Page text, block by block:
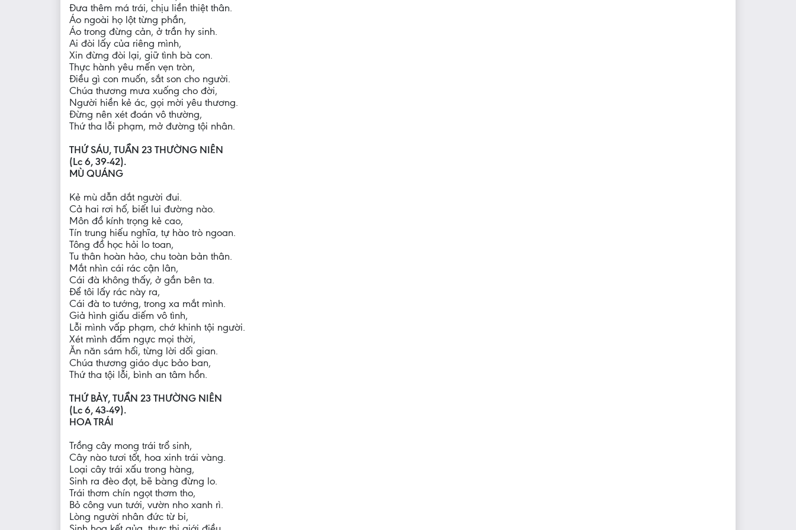
Đưa thêm má trái, chịu liền thiệt thân.
Áo ngoài họ lột từng phần,
Áo trong đừng cản, ở trần hy sinh.
Ai đòi lấy của riêng mình,
Xin đừng đòi lại, giữ tình bà con.
Thực hành yêu mến vẹn tròn,
Điều gì con muốn, sắt son cho người.
Chúa thương mưa xuống cho đời,
Người hiền kẻ ác, gọi mời yêu thương.
Đừng nên xét đoán vô thường,
Thứ tha lỗi phạm, mở đường tội nhân.
THỨ SÁU, TUẦN 23 THƯỜNG NIÊN
(Lc 6, 39-42).
MÙ QUÁNG
Kẻ mù dẫn dắt người đui.
Cả hai rơi hố, biết lui đường nào.
Môn đồ kính trọng kẻ cao,
Tín trung hiếu nghĩa, tự hào trò ngoan.
Tông đồ học hỏi lo toan,
Tu thân hoàn hảo, chu toàn bản thân.
Mắt nhìn cái rác cận lân,
Cái đà không thấy, ở gần bên ta.
Để tôi lấy rác này ra,
Cái đà to tướng, trong xa mắt mình.
Giả hình giấu diếm vô tình,
Lỗi mình vấp phạm, chớ khinh tội người.
Xét mình đấm ngực mọi thời,
Ăn năn sám hối, từng lời dối gian.
Chúa thương giáo dục bảo ban,
Thứ tha tội lỗi, bình an tâm hồn.
THỨ BẢY, TUẦN 23 THƯỜNG NIÊN
(Lc 6, 43-49).
HOA TRÁI
Trồng cây mong trái trổ sinh,
Cây nào tươi tốt, hoa xinh trái vàng.
Loại cây trái xấu trong hàng,
Sinh ra đèo đọt, bẽ bàng đừng lo.
Trái thơm chín ngọt thơm tho,
Bỏ công vun tưới, vườn nho xanh rì.
Lòng người nhân đức từ bi,